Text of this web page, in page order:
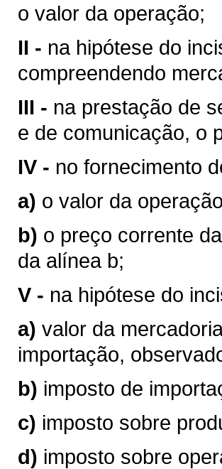
o valor da operação;
II - na hipótese do
compreendendo
III - na prestação de
e de comunicação, o
IV - no fornecimento
a) o valor da
b) o preço corrente
da alínea b;
V - na hipótese do
a) valor da
importação,
b) imposto de
c) imposto sobre
d) imposto sobre